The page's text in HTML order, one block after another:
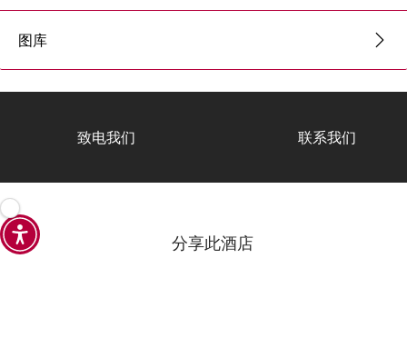
图库
致电我们 联系我们
分享此酒店